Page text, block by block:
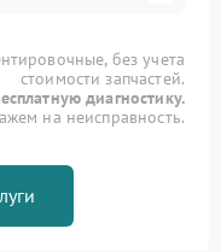
без учета
стоимости запчастей.
диагностику.
на неисправность.